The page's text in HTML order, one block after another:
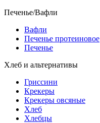
Печенье/Вафли
Вафли
Печенье протеиновое
Печенье
Хлеб и альтернативы
Гриссини
Крекеры
Крекеры овсяные
Хлеб
Хлебцы